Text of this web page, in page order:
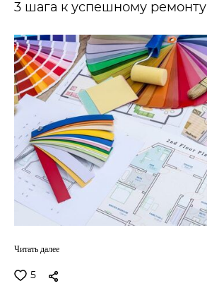
3 шага к успешному ремонту
Читать далее
5